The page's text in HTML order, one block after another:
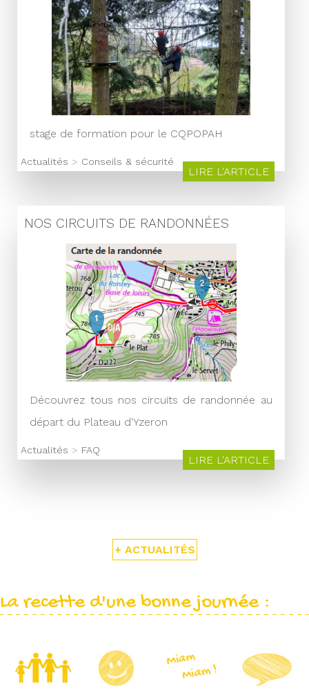
stage de formation pour le CQPOPAH
Actualités > Conseils & sécurité
LIRE L'ARTICLE
NOS CIRCUITS DE RANDONNÉES
Découvrez tous nos circuits de randonnée au
départ du Plateau d'Yzeron
Actualités > FAQ
LIRE L'ARTICLE
+ ACTUALITÉS
La recette d'une bonne journée :